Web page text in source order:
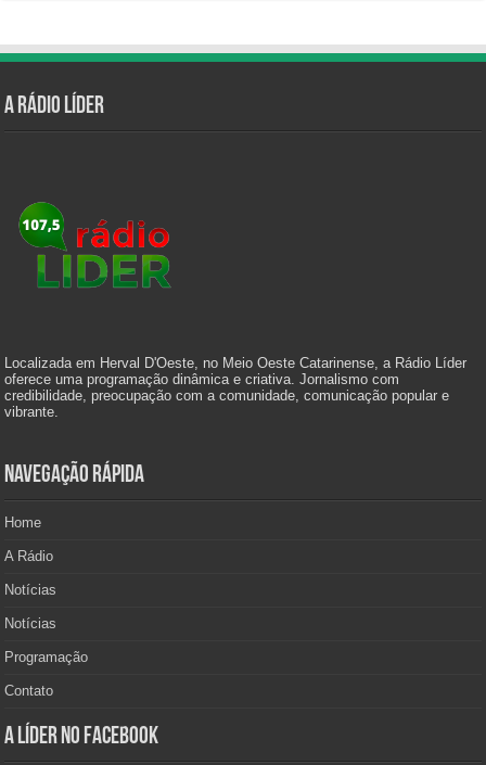
A Rádio Líder
Localizada em Herval D'Oeste, no Meio Oeste Catarinense, a Rádio Líder
oferece uma programação dinâmica e criativa. Jornalismo com
credibilidade, preocupação com a comunidade, comunicação popular e
vibrante.
Navegação Rápida
Home
A Rádio
Notícias
Notícias
Programação
Contato
A Líder no Facebook